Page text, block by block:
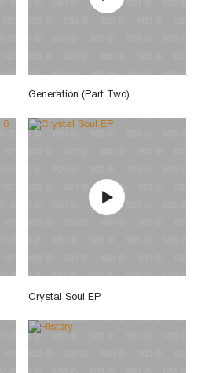
Generation (Part Two)
Crystal Soul EP